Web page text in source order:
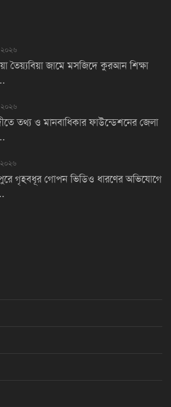
তৈয়্যবিয়া জামে মসজিদে কুরআন শিক্ষা
তথ্য ও মানবাধিকার ফাউন্ডেশনের জেলা
গৃহবধূর গোপন ভিডিও ধারণের অভিযোগে